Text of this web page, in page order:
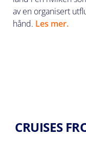
av en organisert
hånd. Les mer.
CRUISES